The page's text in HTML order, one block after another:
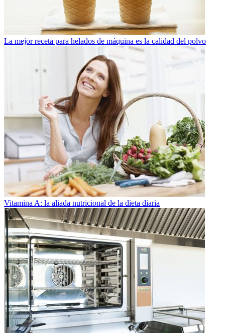
La mejor receta para helados de máquina es la calidad del polvo
Vitamina A: la aliada nutricional de la dieta diaria